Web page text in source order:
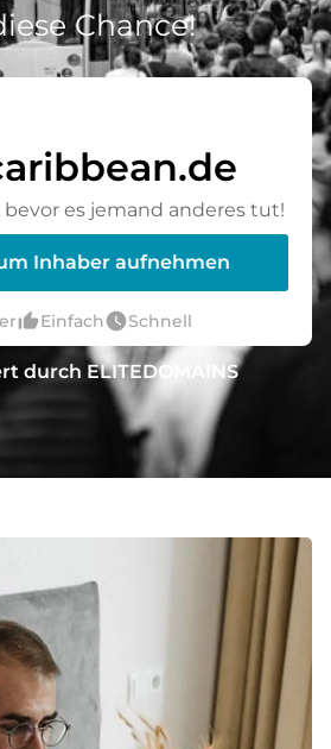
Chance!
bevor es jemand anderes tut!
Inhaber aufnehmen
thumb_up_altEinfachwatch_laterSchnell
durch ELITEDOMAINS